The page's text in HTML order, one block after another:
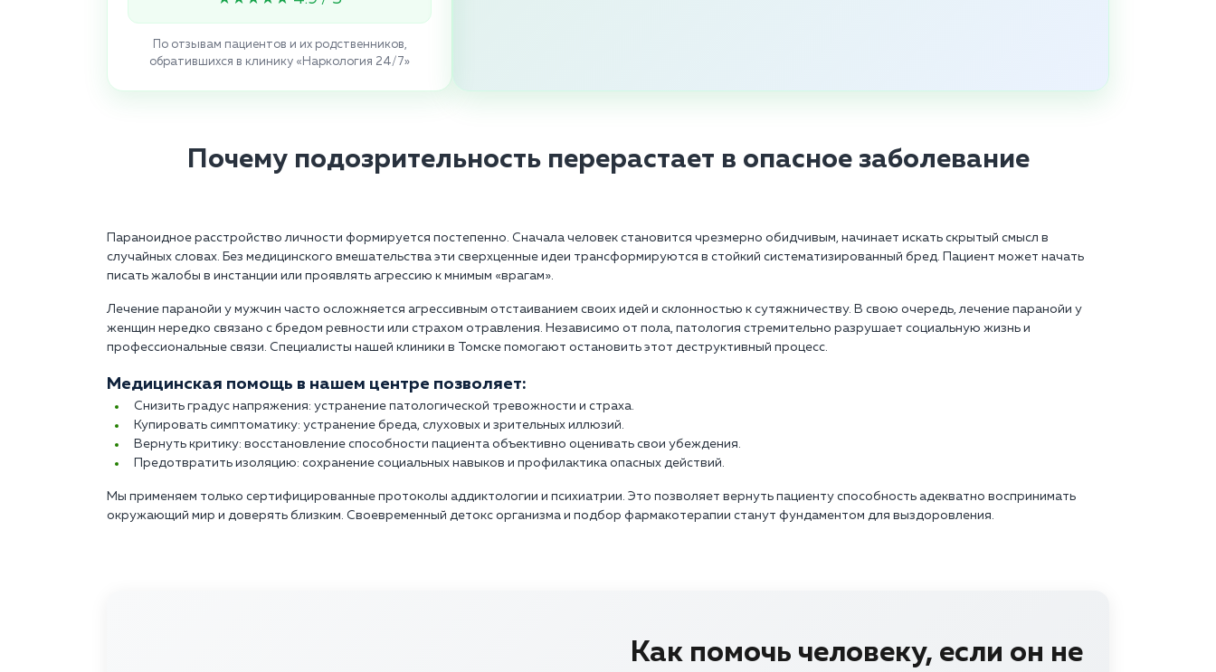
По отзывам пациентов и их родственников,
обратившихся в клинику «Наркология 24/7»
Почему подозрительность перерастает в опасное заболевание
Параноидное расстройство личности формируется постепенно. Сначала человек становится чрезмерно обидчивым, начинает искать скрытый смысл в
случайных словах. Без медицинского вмешательства эти сверхценные идеи трансформируются в стойкий систематизированный бред. Пациент может начать
писать жалобы в инстанции или проявлять агрессию к мнимым «врагам».
Лечение паранойи у мужчин часто осложняется агрессивным отстаиванием своих идей и склонностью к сутяжничеству. В свою очередь, лечение паранойи у
женщин нередко связано с бредом ревности или страхом отравления. Независимо от пола, патология стремительно разрушает социальную жизнь и
профессиональные связи. Специалисты нашей клиники в Томске помогают остановить этот деструктивный процесс.
Медицинская помощь в нашем центре позволяет:
Снизить градус напряжения: устранение патологической тревожности и страха.
Купировать симптоматику: устранение бреда, слуховых и зрительных иллюзий.
Вернуть критику: восстановление способности пациента объективно оценивать свои убеждения.
Предотвратить изоляцию: сохранение социальных навыков и профилактика опасных действий.
Мы применяем только сертифицированные протоколы аддиктологии и психиатрии. Это позволяет вернуть пациенту способность адекватно воспринимать
окружающий мир и доверять близким. Своевременный детокс организма и подбор фармакотерапии станут фундаментом для выздоровления.
Как помочь человеку, если он не